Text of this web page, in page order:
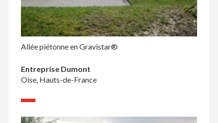
Allée piétonne en Gravistar®
Entreprise Dumont
Oise, Hauts-de-France